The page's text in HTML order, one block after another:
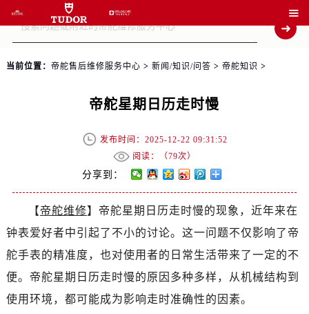

当前位置： 帝舵售后维修服务中心 > 新闻/知识/问答 > 帝舵知识 >
帝舵星期日历走时慢
发布时间：2025-12-22 09:31:52
阅读：（79次）
分享到：
【帝舵维修】帝舵星期日历走时慢的现象，近年来在
钟表爱好者中引起了不小的讨论。这一问题不仅影响了帝
舵手表的精准度，也对使用者的日常生活带来了一定的不
便。帝舵星期日历走时慢的原因多种多样，从机械结构到
使用环境，都可能成为影响走时准确性的因素。